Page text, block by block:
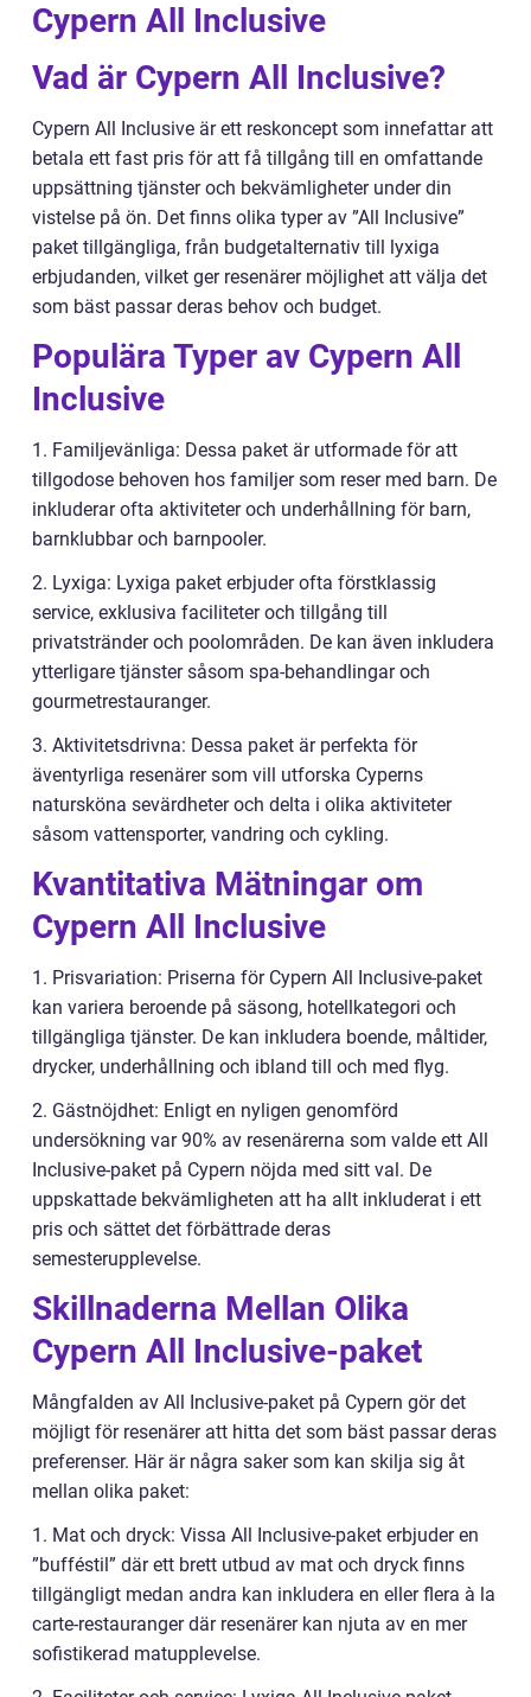
Cypern All Inclusive
Vad är Cypern All Inclusive?
Cypern All Inclusive är ett reskoncept som innefattar att
betala ett fast pris för att få tillgång till en omfattande
uppsättning tjänster och bekvämligheter under din
vistelse på ön. Det finns olika typer av ”All Inclusive”
paket tillgängliga, från budgetalternativ till lyxiga
erbjudanden, vilket ger resenärer möjlighet att välja det
som bäst passar deras behov och budget.
Populära Typer av Cypern All
Inclusive
1. Familjevänliga: Dessa paket är utformade för att
tillgodose behoven hos familjer som reser med barn. De
inkluderar ofta aktiviteter och underhållning för barn,
barnklubbar och barnpooler.
2. Lyxiga: Lyxiga paket erbjuder ofta förstklassig
service, exklusiva faciliteter och tillgång till
privatstränder och poolområden. De kan även inkludera
ytterligare tjänster såsom spa-behandlingar och
gourmetrestauranger.
3. Aktivitetsdrivna: Dessa paket är perfekta för
äventyrliga resenärer som vill utforska Cyperns
natursköna sevärdheter och delta i olika aktiviteter
såsom vattensporter, vandring och cykling.
Kvantitativa Mätningar om
Cypern All Inclusive
1. Prisvariation: Priserna för Cypern All Inclusive-paket
kan variera beroende på säsong, hotellkategori och
tillgängliga tjänster. De kan inkludera boende, måltider,
drycker, underhållning och ibland till och med flyg.
2. Gästnöjdhet: Enligt en nyligen genomförd
undersökning var 90% av resenärerna som valde ett All
Inclusive-paket på Cypern nöjda med sitt val. De
uppskattade bekvämligheten att ha allt inkluderat i ett
pris och sättet det förbättrade deras
semesterupplevelse.
Skillnaderna Mellan Olika
Cypern All Inclusive-paket
Mångfalden av All Inclusive-paket på Cypern gör det
möjligt för resenärer att hitta det som bäst passar deras
preferenser. Här är några saker som kan skilja sig åt
mellan olika paket:
1. Mat och dryck: Vissa All Inclusive-paket erbjuder en
”bufféstil” där ett brett utbud av mat och dryck finns
tillgängligt medan andra kan inkludera en eller flera à la
carte-restauranger där resenärer kan njuta av en mer
sofistikerad matupplevelse.